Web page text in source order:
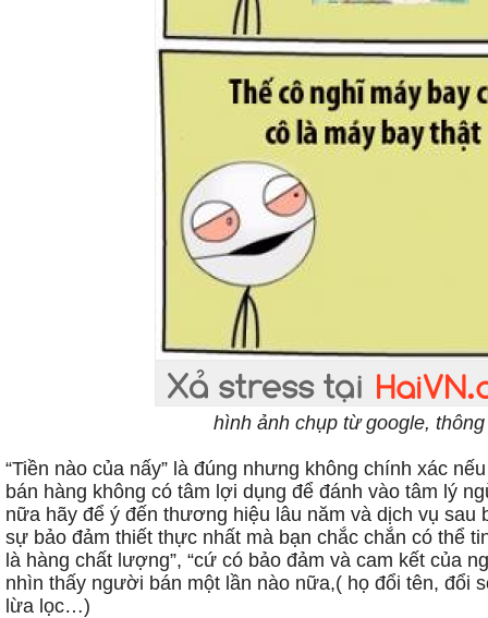
hình ảnh chụp từ google,
“Tiền nào của nấy” là đúng nhưng không chính xác
bán hàng không có tâm lợi dụng để đánh vào tâm lý
nữa hãy để ý đến thương hiệu lâu năm và dịch vụ
sự bảo đảm thiết thực nhất mà bạn chắc chắn có thể
là hàng chất lượng”, “cứ có bảo đảm và cam kết của
nhìn thấy người bán một lần nào nữa,( họ đổi tên, đổi
lừa lọc…)